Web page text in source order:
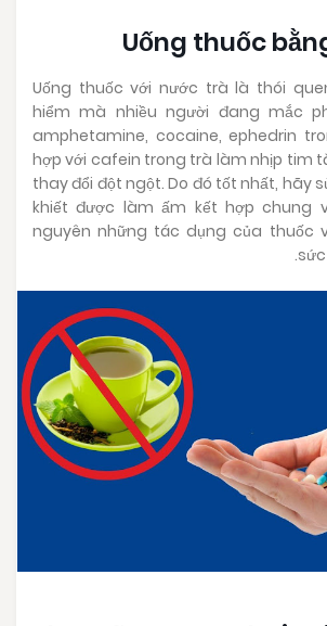
Uống thuốc
Uống thuốc với nước trà là thói
hiểm mà nhiều người đang mắc
amphetamine, cocaine, ephedrin
hợp với cafein trong trà làm nhịp tim
thay đổi đột ngột. Do đó tốt nhất, hãy
khiết được làm ấm kết hợp chung
nguyên những tác dụng của thuốc